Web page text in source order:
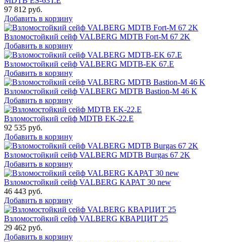
97 812 руб.
Добавить в корзину
Взломостойкий сейф VALBERG MDTB Fort-M 67 2K
Добавить в корзину
Взломостойкий сейф VALBERG MDTB-EK 67.E
Добавить в корзину
Взломостойкий сейф VALBERG MDTB Bastion-M 46 K
Добавить в корзину
Взломостойкий сейф MDTB EK-22.E
92 535 руб.
Добавить в корзину
Взломостойкий сейф VALBERG MDTB Burgas 67 2K
Добавить в корзину
Взломостойкий сейф VALBERG КАРАТ 30 new
46 443 руб.
Добавить в корзину
Взломостойкий сейф VALBERG КВАРЦИТ 25
29 462 руб.
Добавить в корзину